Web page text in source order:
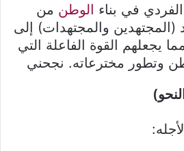
في بناء الوطن من
(المجتهدين والمجتهدات) إلى
مما يجعلهم القوة الفاعلة التي
وتطور مخترعاته. نجحني